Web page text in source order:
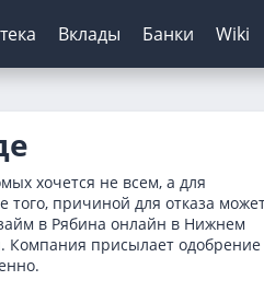
Архив ЦБ РФ
Курс доллара ЦБ
Без первого взноса
На авто с пробегом
С кэшбэком
Монеткин
До зарплаты
Вклады
Калькулятор вкладов
Банки Wiki
хочется не всем, а для
того, причиной для отказа
в Рябина онлайн в Нижнем
Компания присылает одобрение